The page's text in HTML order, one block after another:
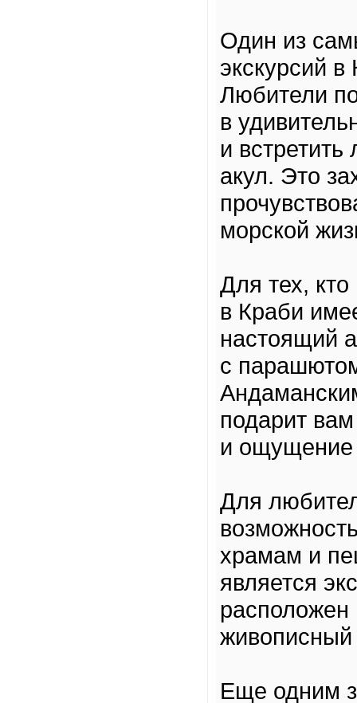
Один из
экскурсий
Любители
в
и
акул. Это
морской
Для тех,
в Краби
настоящий
с
подарит
и ощущение
Для
храмам и
является
расположен
живописный
Еще одним